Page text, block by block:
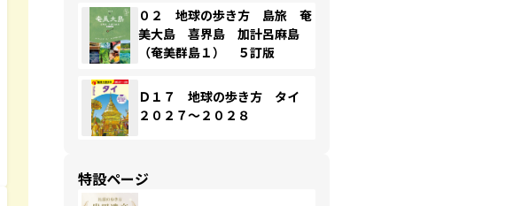
０２ 地球の歩き方 島旅 奄
美大島 喜界島 加計呂麻島
（奄美群島１） ５訂版
Ｄ１７ 地球の歩き方 タイ
２０２７～２０２８
特設ページ